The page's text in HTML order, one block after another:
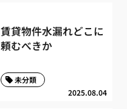
賃貸物件水漏れどこに
頼むべきか
2025.08.04
未分類